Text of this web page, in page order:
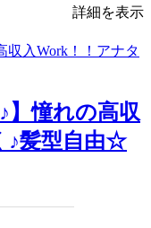
詳細を表示
】憧れの高収
♪髪型自由☆